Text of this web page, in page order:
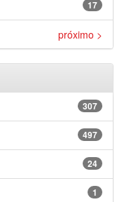
17
próximo >
307
497
24
1